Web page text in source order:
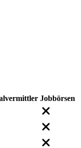
Jobbörsen